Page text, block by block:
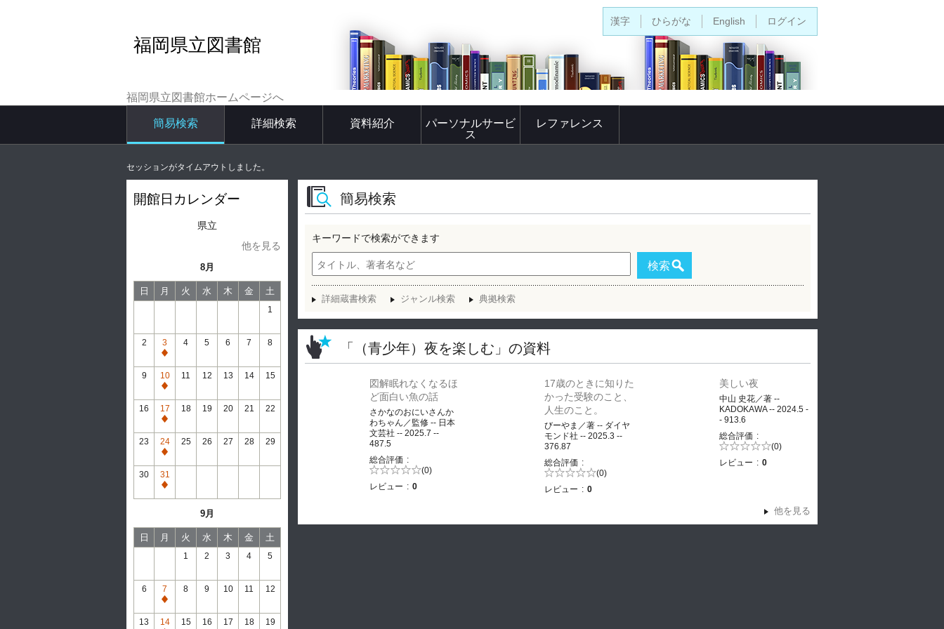
福岡県立図書館
福岡県立図書館ホームページへ
簡易検索 詳細検索 資料紹介
パーソナルサービ
ス
レファレンス
漢字 ひらがな English ログイン
セッションがタイムアウトしました。
開館日カレンダー
県立
他を見る
8月
日 月 火 水 木 金 土
1
2
3
通
常
休
館
4 5 6 7 8
9
10
通
常
休
館
11 12 13 14 15
16
17
通
常
休
館
18 19 20 21 22
23
24
通
常
休
館
25 26 27 28 29
30
31
通
館
9月
日 月 火 水 木 金 土
1 2 3 4 5
6
7
通
常
8 9 10 11 12
13 14 15 16 17 18 19
簡易検索
キーワードで検索ができます
検索
詳細蔵書検索 ジャンル検索 典拠検索
「（青少年）夜を楽しむ」の資料
図解眠れなくなるほ
ど面白い魚の話
さかなのおにいさんか
わちゃん／監修 -- 日本
文芸社 -- 2025.7 --
487.5
総合評価
5段階評価の (0)
レビュー
0
17歳のときに知りた
かった受験のこと、
人生のこと。
びーやま／著 -- ダイヤ
モンド社 -- 2025.3 --
376.87
総合評価
5段階評価の (0)
レビュー
0
美しい夜
中山 史花／著 --
KADOKAWA -- 2024.5 -
- 913.6
総合評価
5段階評価の (0)
レビュー
0
他を見る